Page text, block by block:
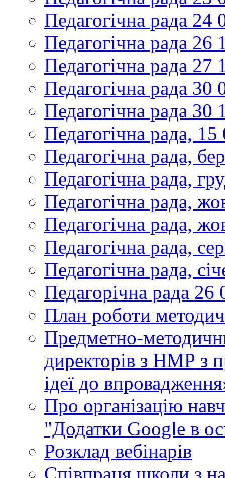
Педагогічна рада 24
Педагогічна рада 26
Педагогічна рада 27
Педагогічна рада 30
Педагогічна рада 30
Педагогічна рада,
Педагогічна рада,
Педагогічна рада,
Педагогічна рада,
Педагогічна рада,
Педагогічна рада,
Педагогічна рада,
Педагорічна рада 26
План роботи
Предметно-
директорів з НМР з
ідеї до
Про організацію
"Додатки Google в
Розклад вебінарів
Співпраця школи з